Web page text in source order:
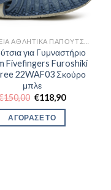
για Γυμναστήριο
Fivefingers Furoshiki
22WAF03 Σκούρο
μπλε
150,00 Original
was:
€150,00.
€118,90Η
ΑΓΟΡΑΣΕ ΤΟ